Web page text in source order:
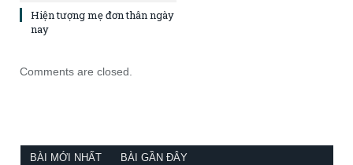
Hiện tượng mẹ đơn thân ngày
nay
Comments are closed.
BÀI MỚI NHẤT BÀI GẦN ĐÂY